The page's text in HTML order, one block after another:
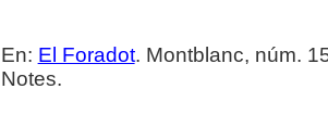
En: El Foradot. Montblanc, núm.
Notes.